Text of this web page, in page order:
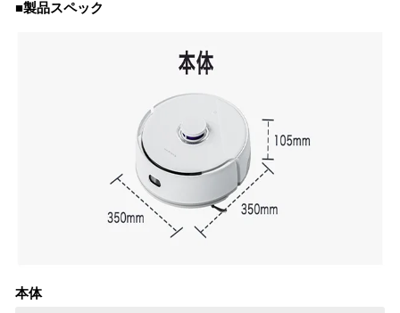
■製品スペック
本体